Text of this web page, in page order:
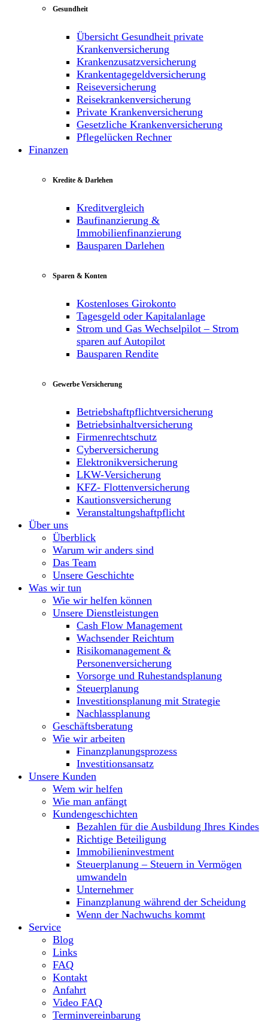
Gesundheit
Übersicht Gesundheit private
Krankenversicherung
Krankenzusatzversicherung
Krankentagegeldversicherung
Reiseversicherung
Reisekrankenversicherung
Private Krankenversicherung
Gesetzliche Krankenversicherung
Pflegelücken Rechner
Finanzen
Kredite & Darlehen
Kreditvergleich
Baufinanzierung &
Immobilienfinanzierung
Bausparen Darlehen
Sparen & Konten
Kostenloses Girokonto
Tagesgeld oder Kapitalanlage
Strom und Gas Wechselpilot – Strom
sparen auf Autopilot
Bausparen Rendite
Gewerbe Versicherung
Betriebshaftpflichtversicherung
Betriebsinhaltversicherung
Firmenrechtschutz
Cyberversicherung
Elektronikversicherung
LKW-Versicherung
KFZ- Flottenversicherung
Kautionsversicherung
Veranstaltungshaftpflicht
Über uns
Überblick
Warum wir anders sind
Das Team
Unsere Geschichte
Was wir tun
Wie wir helfen können
Unsere Dienstleistungen
Cash Flow Management
Wachsender Reichtum
Risikomanagement &
Personenversicherung
Vorsorge und Ruhestandsplanung
Steuerplanung
Investitionsplanung mit Strategie
Nachlassplanung
Geschäftsberatung
Wie wir arbeiten
Finanzplanungsprozess
Investitionsansatz
Unsere Kunden
Wem wir helfen
Wie man anfängt
Kundengeschichten
Bezahlen für die Ausbildung Ihres Kindes
Richtige Beteiligung
Immobilieninvestment
Steuerplanung – Steuern in Vermögen
umwandeln
Unternehmer
Finanzplanung während der Scheidung
Wenn der Nachwuchs kommt
Service
Blog
Links
FAQ
Kontakt
Anfahrt
Video FAQ
Terminvereinbarung